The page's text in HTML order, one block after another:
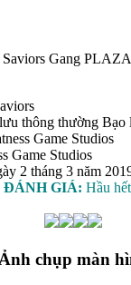
Saviors Gang PLAZA
thông thường
Game Studios
Game Studios
2 tháng 3 năm
ĐÁNH GIÁ: Hầu
Ảnh chụp màn